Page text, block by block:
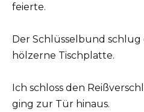
feierte.
Der Schlüsselbund
hölzerne Tischplatte.
Ich schloss den
ging zur Tür hinaus.